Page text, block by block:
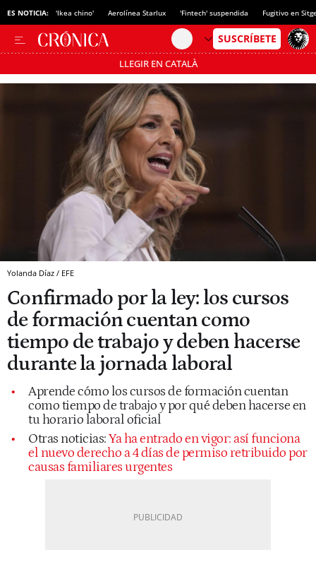
ES NOTICIA: 'Ikea chino' Aerolínea Starlux 'Fintech' suspendida Fugitivo en
LLEGIR EN CATALÀ
Pásate al MODO AHORRO
Yolanda Díaz / EFE
Confirmado por la ley: los cursos
de formación cuentan como
tiempo de trabajo y deben hacerse
durante la jornada laboral
Aprende cómo los cursos de formación cuentan
como tiempo de trabajo y por qué deben hacerse en
tu horario laboral oficial
Otras noticias:Ya ha entrado en vigor: así funciona
el nuevo derecho a 4 días de permiso retribuido por
causas familiares urgentes